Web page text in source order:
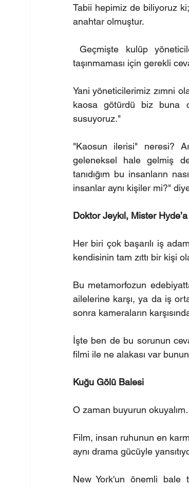
Tabii hepimiz de biliyoruz ki;
anahtar olmuştur.
Geçmişte kulüp
taşınmaması için gerekli
Yani yöneticilerimiz zımni
kaosa götürdü biz buna
susuyoruz."
"Kaosun ilerisi" neresi?
geleneksel hale gelmiş
tanıdığım bu insanların
insanlar aynı kişiler mi?"
Doktor Jeykıl, Mister
Her biri çok başarılı iş
kendisinin tam zıttı bir kişi
Bu metamorfozun
ailelerine karşı, ya da iş
sonra kameraların
İşte ben de bu sorunun
filmi ile ne alakası var
Kuğu Gölü Balesi
O zaman buyurun
Film, insan ruhunun en
aynı drama gücüyle
New York'un önemli bale